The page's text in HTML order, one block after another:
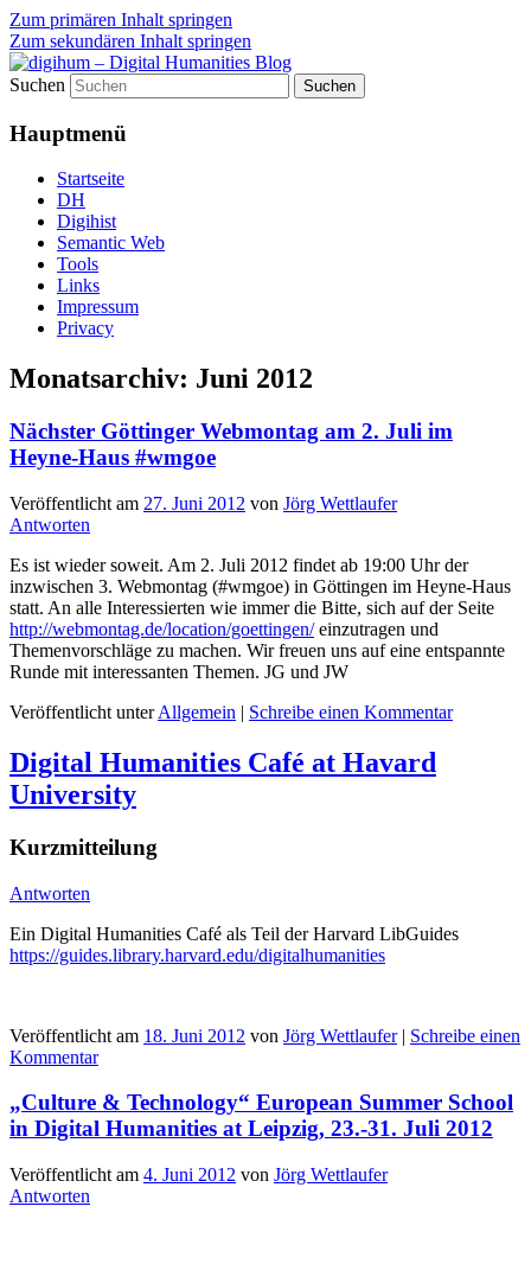
Zum primären Inhalt springen
Zum sekundären Inhalt springen
digihum – Digital Humanities
Blog
fibri (find&bring) goes digital humanities
Suchen
Hauptmenü
Startseite
DH
Digihist
Semantic Web
Tools
Links
Impressum
Privacy
Monatsarchiv: Juni 2012
Nächster Göttinger Webmontag am 2. Juli im
Heyne-Haus #wmgoe
Veröffentlicht am 27. Juni 2012 von Jörg Wettlaufer
Antworten
Es ist wieder soweit. Am 2. Juli 2012 findet ab 19:00 Uhr der
inzwischen 3. Webmontag (#wmgoe) in Göttingen im Heyne-Haus
statt. An alle Interessierten wie immer die Bitte, sich auf der Seite
http://webmontag.de/location/goettingen/einzutragen und
Themenvorschläge zu machen. Wir freuen uns auf eine entspannte
Runde mit interessanten Themen. JG und JW
Veröffentlicht unter Allgemein | Schreibe einen Kommentar
Digital Humanities Café at Havard
University
Kurzmitteilung
Antworten
Ein Digital Humanities Café als Teil der Harvard LibGuides
https://guides.library.harvard.edu/digitalhumanities
Veröffentlicht am 18. Juni 2012 von Jörg Wettlaufer | Schreibe einen
Kommentar
„Culture & Technology“ European Summer School
in Digital Humanities at Leipzig, 23.-31. Juli 2012
Veröffentlicht am 4. Juni 2012 von Jörg Wettlaufer
Antworten